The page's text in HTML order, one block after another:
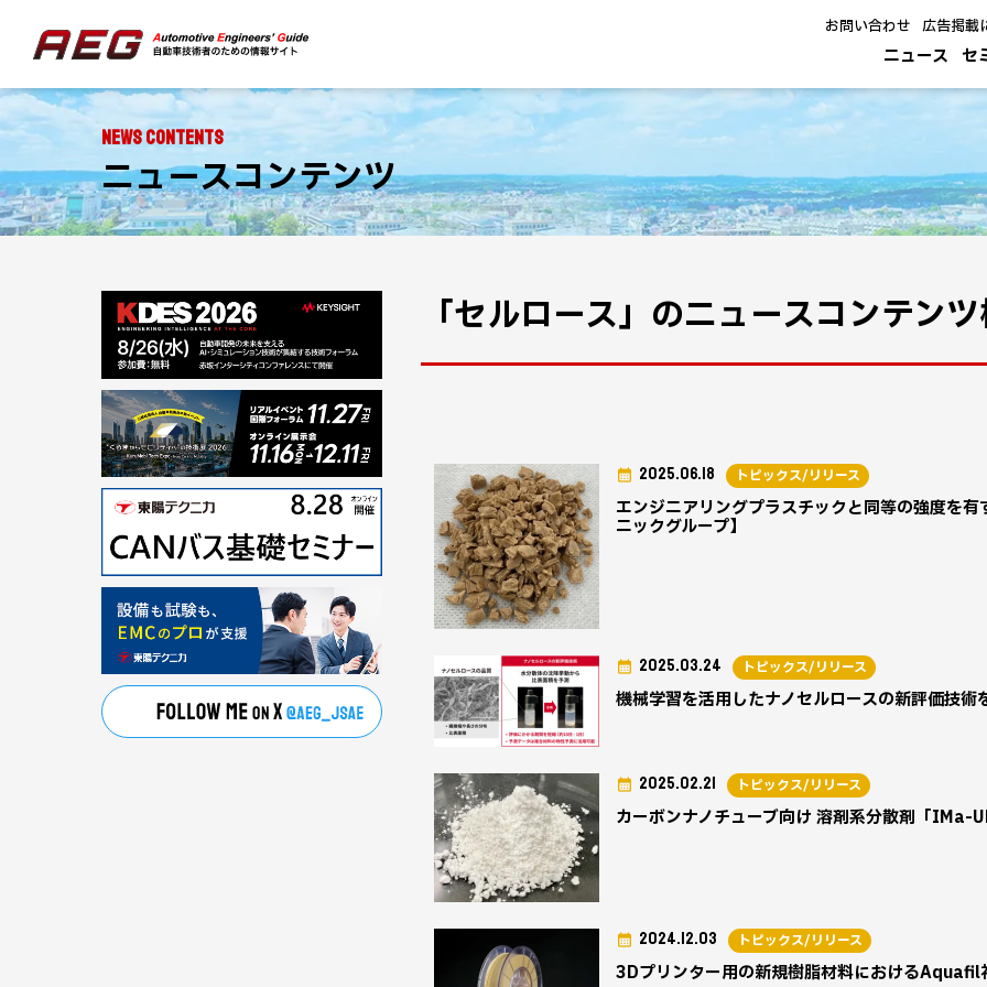
ニュース セ
お問い合わせ 広告掲載
NEWS CONTENTS
ニュースコンテンツ
「セルロース」のニュースコンテン
エンジニアリングプラスチックと同等の強度を
ニックグループ】
2025.06.18 トピックス/リリース
機械学習を活用したナノセルロースの新評価技術
2025.03.24 トピックス/リリース
カーボンナノチューブ向け 溶剤系分散剤「IMa-
2025.02.21 トピックス/リリース
3Dプリンター用の新規樹脂材料におけるAquafil
2024.12.03 トピックス/リリース